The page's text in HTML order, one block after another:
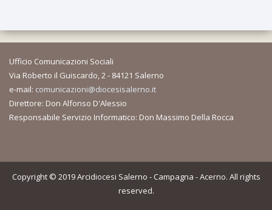
Ufficio Comunicazioni Sociali
Via Roberto il Guiscardo, 2 - 84121 Salerno
e-mail: comunicazioni@diocesisalerno.it
Direttore: Don Alfonso D'Alessio
Responsabile Servizio Informatico: Don Massimo Della Rocca
Copyright © 2019 Arcidiocesi Salerno - Campagna - Acerno. All rights
reserved.